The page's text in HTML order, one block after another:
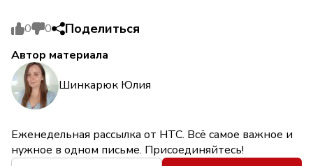
0 0 Поделиться
Автор материала
Шинкарюк Юлия
Еженедельная рассылка от НТС. Всё самое важное и
нужное в одном письме. Присоединяйтесь!